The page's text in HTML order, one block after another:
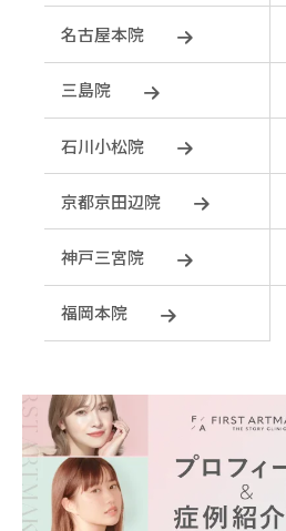
名古屋本院
三島院
石川小松院
京都京田辺院
神戸三宮院
福岡本院